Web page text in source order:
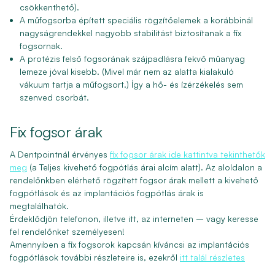
csökkenthető).
A műfogsorba épített speciális rögzítőelemek a korábbinál
nagyságrendekkel nagyobb stabilitást biztosítanak a fix
fogsornak.
A protézis felső fogsorának szájpadlásra fekvő műanyag
lemeze jóval kisebb. (Mivel már nem az alatta kialakuló
vákuum tartja a műfogsort.) Így a hő- és ízérzékelés sem
szenved csorbát.
Fix fogsor árak
A Dentpointnál érvényes fix fogsor árak ide kattintva tekinthetők
meg (a Teljes kivehető fogpótlás árai alcím alatt). Az aloldalon a
rendelőnkben elérhető rögzített fogsor árak mellett a kivehető
fogpótlások és az implantációs fogpótlás árak is
megtalálhatók.
Érdeklődjön telefonon, illetve itt, az interneten – vagy keresse
fel rendelőnket személyesen!
Amennyiben a fix fogsorok kapcsán kíváncsi az implantációs
fogpótlások további részleteire is, ezekről itt talál részletes